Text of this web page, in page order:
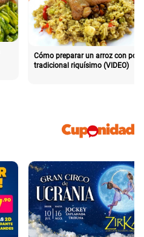
Cómo preparar un arroz con pollo
tradicional riquísimo (VIDEO)